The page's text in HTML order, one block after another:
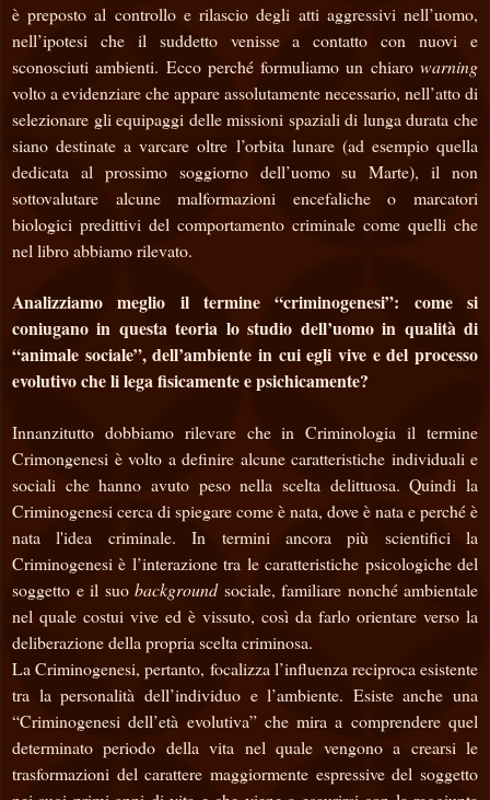
è preposto al controllo e rilascio degli atti aggressivi nell’uomo,
nell’ipotesi che il suddetto venisse a contatto con nuovi e
sconosciuti ambienti. Ecco perché formuliamo un chiaro warning
volto a evidenziare che appare assolutamente necessario, nell’atto di
selezionare gli equipaggi delle missioni spaziali di lunga durata che
siano destinate a varcare oltre l’orbita lunare (ad esempio quella
dedicata al prossimo soggiorno dell’uomo su Marte), il non
sottovalutare alcune malformazioni encefaliche o marcatori
biologici predittivi del comportamento criminale come quelli che
nel libro abbiamo rilevato.
Analizziamo meglio il termine “criminogenesi”: come si
coniugano in questa teoria lo studio dell’uomo in qualità di
“animale sociale”, dell’ambiente in cui egli vive e del processo
evolutivo che li lega fisicamente e psichicamente?
Innanzitutto dobbiamo rilevare che in Criminologia il termine
Crimongenesi è volto a definire alcune caratteristiche individuali e
sociali che hanno avuto peso nella scelta delittuosa. Quindi la
Criminogenesi cerca di spiegare come è nata, dove è nata e perché è
nata l'idea criminale. In termini ancora più scientifici la
Criminogenesi è l’interazione tra le caratteristiche psicologiche del
soggetto e il suo background sociale, familiare nonché ambientale
nel quale costui vive ed è vissuto, così da farlo orientare verso la
deliberazione della propria scelta criminosa.
La Criminogenesi, pertanto, focalizza l’influenza reciproca esistente
tra la personalità dell’individuo e l’ambiente. Esiste anche una
“Criminogenesi dell’età evolutiva” che mira a comprendere quel
determinato periodo della vita nel quale vengono a crearsi le
trasformazioni del carattere maggiormente espressive del soggetto